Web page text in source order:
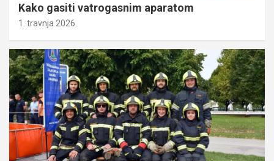
Kako gasiti vatrogasnim aparatom
1. travnja 2026.